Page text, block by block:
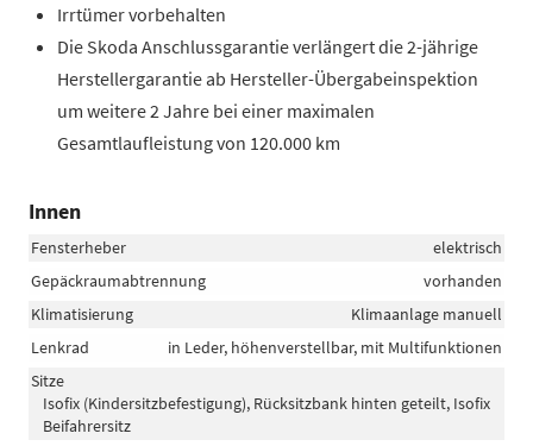
Irrtümer vorbehalten
Die Skoda Anschlussgarantie verlängert die 2-jährige
Herstellergarantie ab Hersteller-Übergabeinspektion
um weitere 2 Jahre bei einer maximalen
Gesamtlaufleistung von 120.000 km
Innen
Fensterheber
elektrisch
Gepäckraumabtrennung
vorhanden
Klimatisierung
Klimaanlage manuell
Lenkrad
in Leder, höhenverstellbar, mit Multifunktionen
Sitze
Isofix (Kindersitzbefestigung), Rücksitzbank hinten geteilt, Isofix
Beifahrersitz